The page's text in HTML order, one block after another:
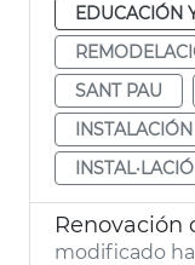
EDUCACIÓN
SANT PAU
Renovación
modificado